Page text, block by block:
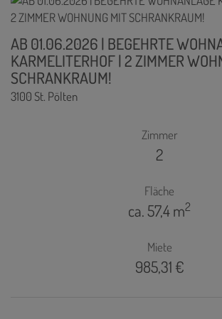
AB 01.06.2026 | BEGEHRTE
KARMELITERHOF | 2 ZIMMER
SCHRANKRAUM!
3100 St. Pölten
Zimmer
2
Fläche
ca. 57,4 m2
Miete
985,31 €